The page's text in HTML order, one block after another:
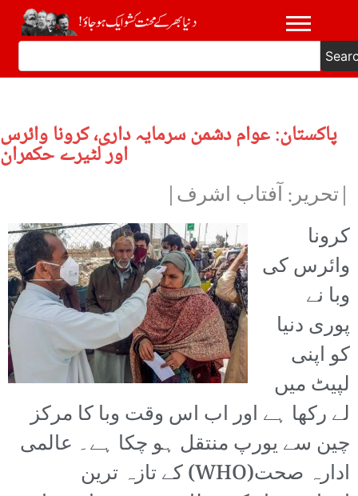
پاکستان: عوام دشمن سرمایہ داری، کرونا وائرس
اور لٹیرے حکمران
|تحریر: آفتاب اشرف|
کرونا
وائرس کی
وبا نے
پوری دنیا
کو اپنی
لپیٹ میں
لے رکھا ہے اور اب اس وقت وبا کا مرکز
چین سے یورپ منتقل ہو چکا ہے۔ عالمی
ادارہ صحت(WHO) کے تازہ ترین